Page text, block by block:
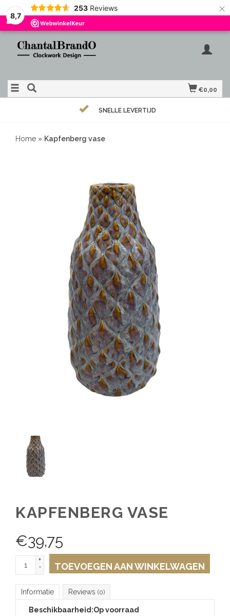
8,7
253 Reviews ×
€0,00
SNELLE LEVERTIJD
Home » Kapfenberg vase
KAPFENBERG VASE
€39,75
+
-
TOEVOEGEN AAN WINKELWAGEN
Informatie Reviews (0)
Beschikbaarheid:Op voorraad